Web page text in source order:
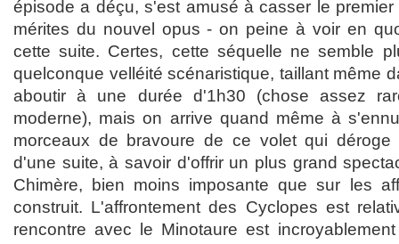
épisode a déçu, s'est amusé à casser le
mérites du nouvel opus - on peine à voir en
cette suite. Certes, cette séquelle ne semble
quelconque velléité scénaristique, taillant même
aboutir à une durée d'1h30 (chose assez
moderne), mais on arrive quand même à
morceaux de bravoure de ce volet qui
d'une suite, à savoir d'offrir un plus grand
Chimère, bien moins imposante que sur les
construit. L'affrontement des Cyclopes est
rencontre avec le Minotaure est